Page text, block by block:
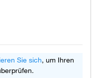
Sie sich, um Ihren